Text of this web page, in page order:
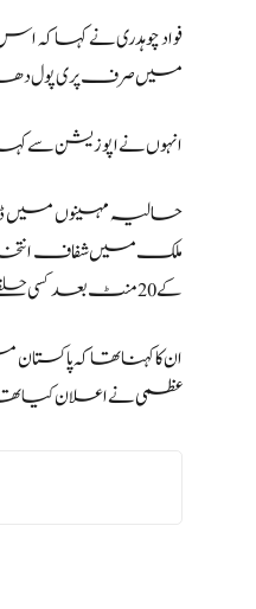
فواد چوہدری نے کہا
میں صرف پری پول
انہوں نے اپوزیشن سے
حالیہ مہینوں میں
ملک میں شفاف
کے 20 منٹ بعد کسی حلقے کے انتخابی نتائج کا اعلان کرنے میں مدد ملے گی۔
عظمی نے اعلان کیا تھا